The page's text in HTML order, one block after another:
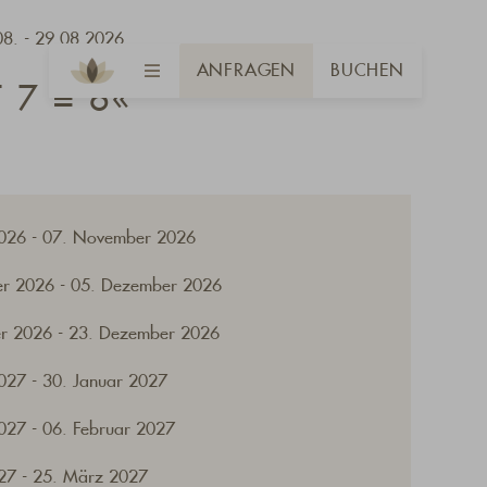
ANFRAGEN BUCHEN
- 29.08.2026
7 = 6«
- 07. November 2026
2026 - 05. Dezember 2026
2026 - 23. Dezember 2026
- 30. Januar 2027
- 06. Februar 2027
- 25. März 2027